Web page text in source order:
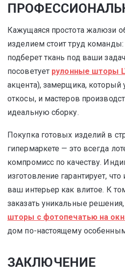
Кажущаяся простота жалюзи
изделием стоит труд
подберет ткань под ваши
посоветует рулонные шторы
акцента), замерщика, который
откосы, и мастеров
идеальную сборку.
Покупка готовых изделий в
гипермаркете — это всегда
компромисс по качеству.
изготовление гарантирует,
ваш интерьер как влитое. К
заказать уникальные решения,
шторы с фотопечатью на
дом по-настоящему
ЗАКЛЮЧЕНИЕ